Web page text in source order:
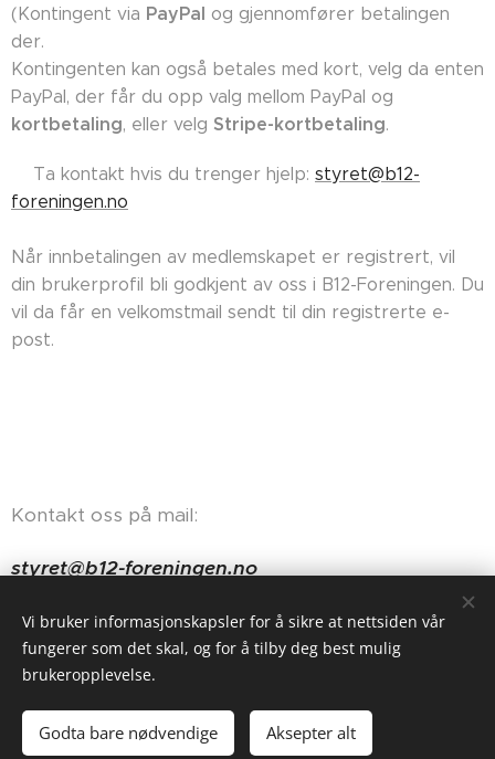
(Kontingent via PayPal og gjennomfører betalingen
der.
Kontingenten kan også betales med kort, velg da enten
PayPal, der får du opp valg mellom PayPal og
kortbetaling, eller velg Stripe-kortbetaling.
👉🏼Ta kontakt hvis du trenger hjelp: styret@b12-
foreningen.no
Når innbetalingen av medlemskapet er registrert, vil
din brukerprofil bli godkjent av oss i B12-Foreningen. Du
vil da får en velkomstmail sendt til din registrerte e-
post.
Kontakt oss på mail:
styret@b12-foreningen.no
Haugerudveien 84, 0674 Oslo
Vi bruker informasjonskapsler for å sikre at nettsiden vår
fungerer som det skal, og for å tilby deg best mulig
brukeropplevelse.
Godta bare nødvendige Aksepter alt